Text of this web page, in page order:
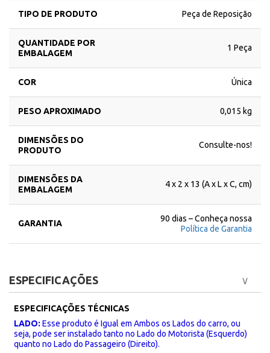
TIPO DE PRODUTO Peça de Reposição
QUANTIDADE POR
EMBALAGEM
1 Peça
COR Única
PESO APROXIMADO 0,015 kg
DIMENSÕES DO
PRODUTO
Consulte-nos!
DIMENSÕES DA
EMBALAGEM
4 x 2 x 13 (A x L x C, cm)
GARANTIA
90 dias – Conheça nossa
Política de Garantia
ESPECIFICAÇÕES
ESPECIFICAÇÕES TÉCNICAS
LADO: Esse produto é Igual em Ambos os Lados do carro, ou
seja, pode ser instalado tanto no Lado do Motorista (Esquerdo)
quanto no Lado do Passageiro (Direito).